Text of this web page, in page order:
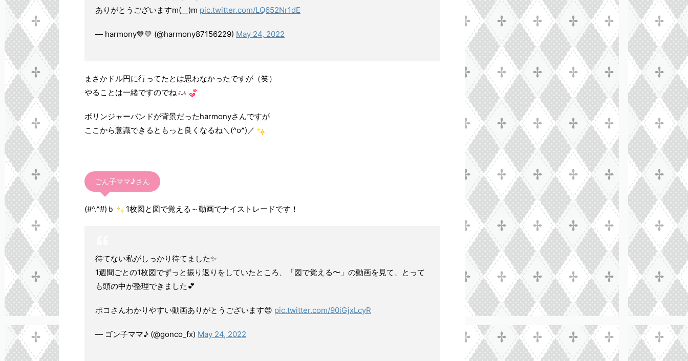
ありがとうございますm(__)m pic.twitter.com/LQ652Nr1dE
— harmony💙💛 (@harmony87156229) May 24, 2022
まさかドル円に行ってたとは思わなかったですが（笑）
やることは一緒ですのでね
ボリンジャーバンドが背景だったharmonyさんですが
ここから意識できるともっと良くなるね＼(^o^)／
ごん子ママ♪さん
(#^.^#)ｂ 1枚図と図で覚える～動画でナイストレードです！
待てない私がしっかり待てました✨
1週間ごとの1枚図でずっと振り返りをしていたところ、「図で覚える〜」の動画を見て、とって
も頭の中が整理できました💕
ポコさんわかりやすい動画ありがとうございます😍 pic.twitter.com/90iGjxLcyR
— ゴン子ママ♪ (@gonco_fx) May 24, 2022